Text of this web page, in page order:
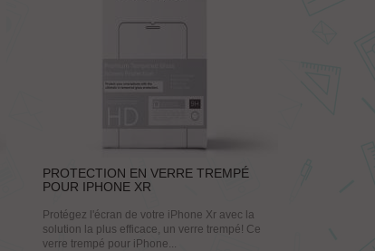
PROTECTION EN VERRE TREMPÉ
POUR IPHONE XR
Protégez l'écran de votre iPhone Xr avec la
solution la plus efficace, un verre trempé! Ce
verre trempé pour iPhone...